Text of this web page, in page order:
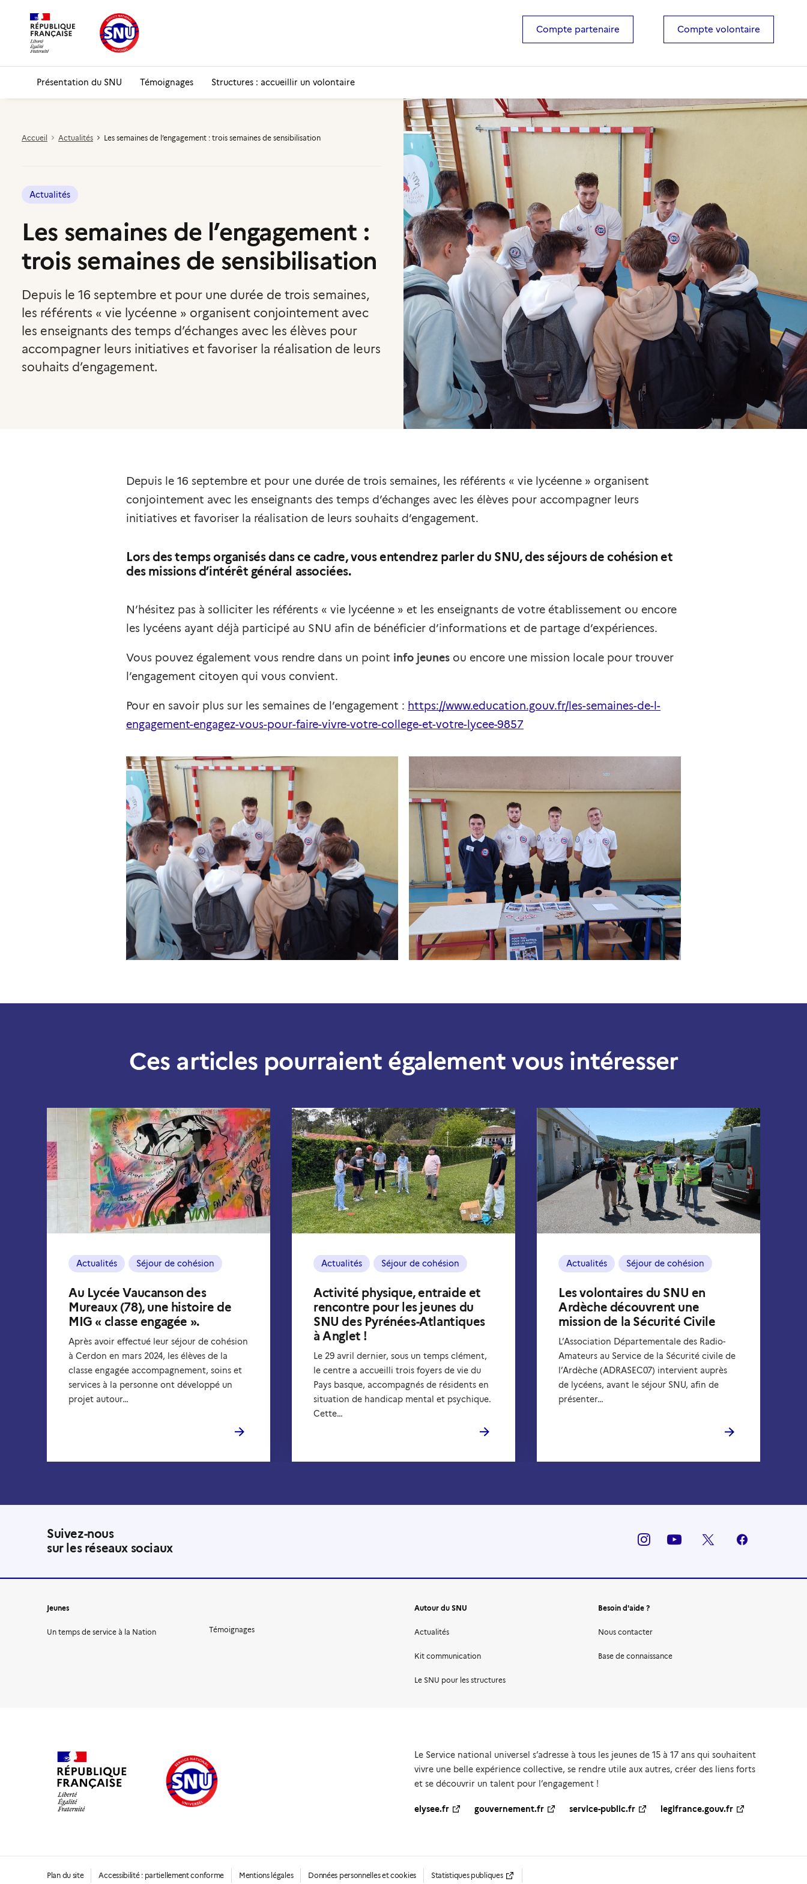
Compte partenaire Compte volontaire
Présentation du SNU Témoignages Structures : accueillir un volontaire
Accueil Actualités Les semaines de l’engagement : trois semaines de sensibilisation
Actualités
Les semaines de l’engagement :
trois semaines de sensibilisation
Depuis le 16 septembre et pour une durée de trois semaines,
les référents « vie lycéenne » organisent conjointement avec
les enseignants des temps d’échanges avec les élèves pour
accompagner leurs initiatives et favoriser la réalisation de leurs
souhaits d’engagement.
Depuis le 16 septembre et pour une durée de trois semaines, les référents « vie lycéenne » organisent
conjointement avec les enseignants des temps d’échanges avec les élèves pour accompagner leurs
initiatives et favoriser la réalisation de leurs souhaits d’engagement.
Lors des temps organisés dans ce cadre, vous entendrez parler du SNU, des séjours de cohésion et
des missions d’intérêt général associées.
N’hésitez pas à solliciter les référents « vie lycéenne » et les enseignants de votre établissement ou encore
les lycéens ayant déjà participé au SNU afin de bénéficier d’informations et de partage d’expériences.
Vous pouvez également vous rendre dans un point info jeunes ou encore une mission locale pour trouver
l’engagement citoyen qui vous convient.
Pour en savoir plus sur les semaines de l’engagement : https://www.education.gouv.fr/les-semaines-de-l-
engagement-engagez-vous-pour-faire-vivre-votre-college-et-votre-lycee-9857
Ces articles pourraient également vous intéresser
Actualités Séjour de cohésion
Au Lycée Vaucanson des
Mureaux (78), une histoire de
MIG « classe engagée ».
Après avoir effectué leur séjour de cohésion
à Cerdon en mars 2024, les élèves de la
classe engagée accompagnement, soins et
services à la personne ont développé un
projet autour…
Actualités Séjour de cohésion
Activité physique, entraide et
rencontre pour les jeunes du
SNU des Pyrénées-Atlantiques
à Anglet !
Le 29 avril dernier, sous un temps clément,
le centre a accueilli trois foyers de vie du
Pays basque, accompagnés de résidents en
situation de handicap mental et psychique.
Cette…
Actualités Séjour de cohésion
Les volontaires du SNU en
Ardèche découvrent une
mission de la Sécurité Civile
L’Association Départementale des Radio-
Amateurs au Service de la Sécurité civile de
l’Ardèche (ADRASEC07) intervient auprès
de lycéens, avant le séjour SNU, afin de
présenter…
Suivez-nous
sur les réseaux sociaux
Jeunes
Un temps de service à la Nation Témoignages
Autour du SNU
Actualités
Kit communication
Le SNU pour les structures
Besoin d'aide ?
Nous contacter
Base de connaissance
Le Service national universel s’adresse à tous les jeunes de 15 à 17 ans qui souhaitent
vivre une belle expérience collective, se rendre utile aux autres, créer des liens forts
et se découvrir un talent pour l’engagement !
elysee.fr gouvernement.fr service-public.fr legifrance.gouv.fr
Plan du site Accessibilité : partiellement conforme Mentions légales Données personnelles et cookies Statistiques publiques